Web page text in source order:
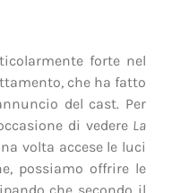
forte nel
che ha fatto
del cast. Per
di vedere La
volta accese le luci
possiamo offrire le